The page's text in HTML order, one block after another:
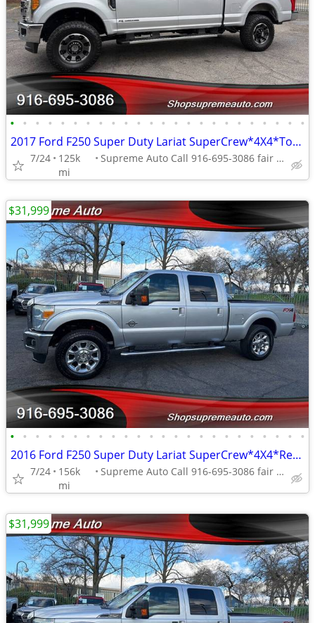
• • • • • • • • • • • • • • • • • • • • • • • •
2017 Ford F250 Super Duty Lariat SuperCrew*4X4*Tow Package*Lifted*FX4*
7/24
125k
mi
Supreme Auto Call 916-695-3086 fair oaks
• • • • • • • • • • • • • • • • • • • • • • • •
2016 Ford F250 Super Duty Lariat SuperCrew*4X4*Rear Camera*Tow Package
7/24
156k
mi
Supreme Auto Call 916-695-3086 fair oaks
$31,999
$31,999